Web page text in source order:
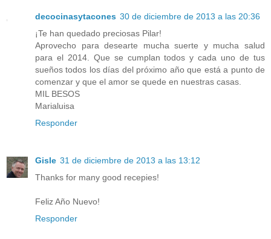
decocinasytacones 30 de diciembre de 2013 a las 20:36
¡Te han quedado preciosas Pilar!
Aprovecho para desearte mucha suerte y mucha salud
para el 2014. Que se cumplan todos y cada uno de tus
sueños todos los días del próximo año que está a punto de
comenzar y que el amor se quede en nuestras casas.
MIL BESOS
Marialuisa
Responder
Gisle 31 de diciembre de 2013 a las 13:12
Thanks for many good recepies!
Feliz Año Nuevo!
Responder